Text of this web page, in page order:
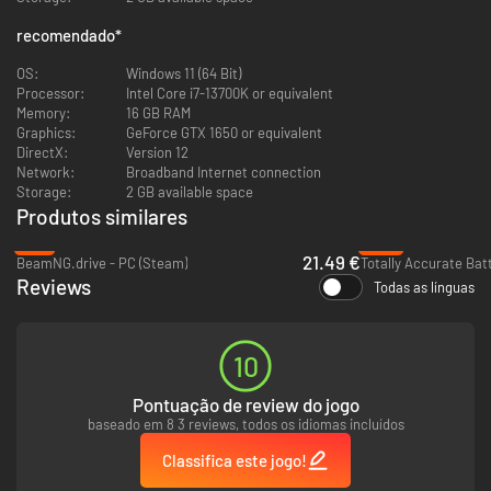
DIVERSÃO, AMIGOS E FÍSICA!
Que comece a exploração! Quase tudo é interativo: vale pegar, brincar e
experimentar em um mundo cheio de artefatos, minijogos e surpresas.
Curta as aventuras nesse mundo fantástico em missões individuais ou em
grupo com até 4 jogadores no modo de cooperação online ou local.
recomendado*
OS:
Windows 11 (64 Bit)
Processor:
Intel Core i7-13700K or equivalent
Memory:
16 GB RAM
Graphics:
GeForce GTX 1650 or equivalent
DirectX:
Version 12
Network:
Broadband Internet connection
Storage:
2 GB available space
Produtos similares
BeamNG.drive - PC (Steam)
21.49 €
Reviews Todas as línguas
10
Pontuação de review do jogo
baseado em 8 3 reviews, todos os idiomas incluídos
Classifica este jogo!